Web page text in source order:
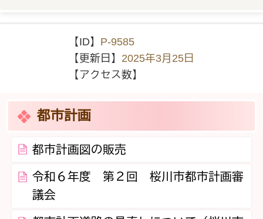
【ID】 P-9585
【更新日】 2025年3月25日
【アクセス数】
都市計画
都市計画図の販売
令和６年度 第２回 桜川市都市計画審
議会